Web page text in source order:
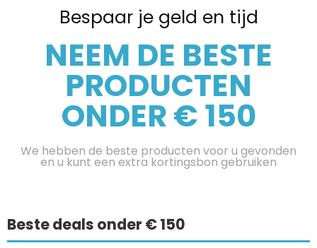
Bespaar je geld en tijd
NEEM DE BESTE
PRODUCTEN
ONDER € 150
We hebben de beste producten voor u gevonden
en u kunt een extra kortingsbon gebruiken
Beste deals onder € 150